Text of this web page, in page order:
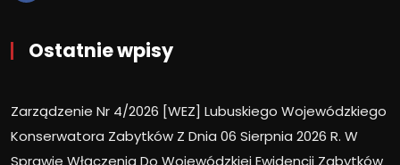
Ostatnie wpisy
Zarządzenie Nr 4/2026 [WEZ] Lubuskiego Wojewódzkiego
Konserwatora Zabytków Z Dnia 06 Sierpnia 2026 R. W
Sprawie Włączenia Do Wojewódzkiej Ewidencji Zabytków